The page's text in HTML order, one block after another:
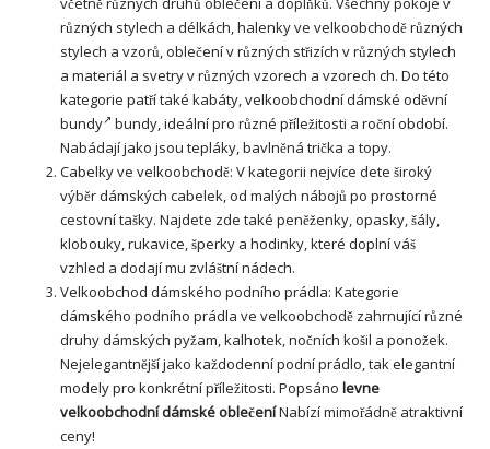
různých stylech a délkách, halenky ve velkoobchodě různých
stylech a vzorů, oblečení v různých střizích v různých stylech
a materiál a svetry v různých vzorech a vzorech ch. Do této
kategorie patří také kabáty,velkoobchodní dámské oděvní
bundy
bundy, ideální pro různé příležitosti a roční období.
Nabádají jako jsou tepláky, bavlněná trička a topy.
Cabelky ve velkoobchodě: V kategorii nejvíce dete široký
výběr dámských cabelek, od malých nábojů po prostorné
cestovní tašky. Najdete zde také peněženky, opasky, šály,
klobouky, rukavice, šperky a hodinky, které doplní váš
vzhled a dodají mu zvláštní nádech.
Velkoobchod dámského podního prádla: Kategorie
dámského podního prádla ve velkoobchodě zahrnující různé
druhy dámských pyžam, kalhotek, nočních košil a ponožek.
Nejelegantnější jako každodenní podní prádlo, tak elegantní
modely pro konkrétní příležitosti. Popsáno levne
velkoobchodní dámské oblečeníNabízí mimořádně atraktivní
ceny!